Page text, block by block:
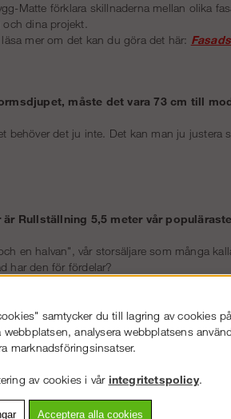
Matte förklara skillnaderna mellan olika
dina projekt.
mer om det kan du göra det här:
måste det vara 73 cm till
behöver det ju inte. Det kan man ju
är Rullställning 5,5 meter vår
en halvan", vår storsäljare som många
har den för fördelar?
och förvaringsstativ, hur funkar ett
många fördelar med att ha ett stativ till
och ligger på rätt plats, snyggt och prydligt
kunna lyfta upp det med en truck på en
samtycker du till lagring av cookies
analysera webbplatsens
marknadsföringsinsatser.
av cookies i vår integritetspolicy.
Acceptera alla cookies